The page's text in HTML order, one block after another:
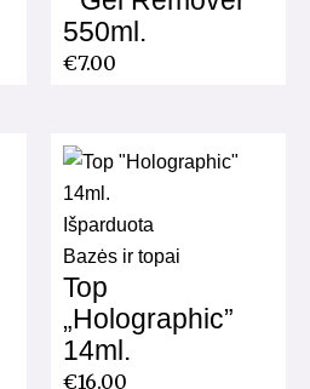
550ml.
€7.00
Išparduota
Bazės ir topai
Top
„Holographic”
14ml.
€16.00